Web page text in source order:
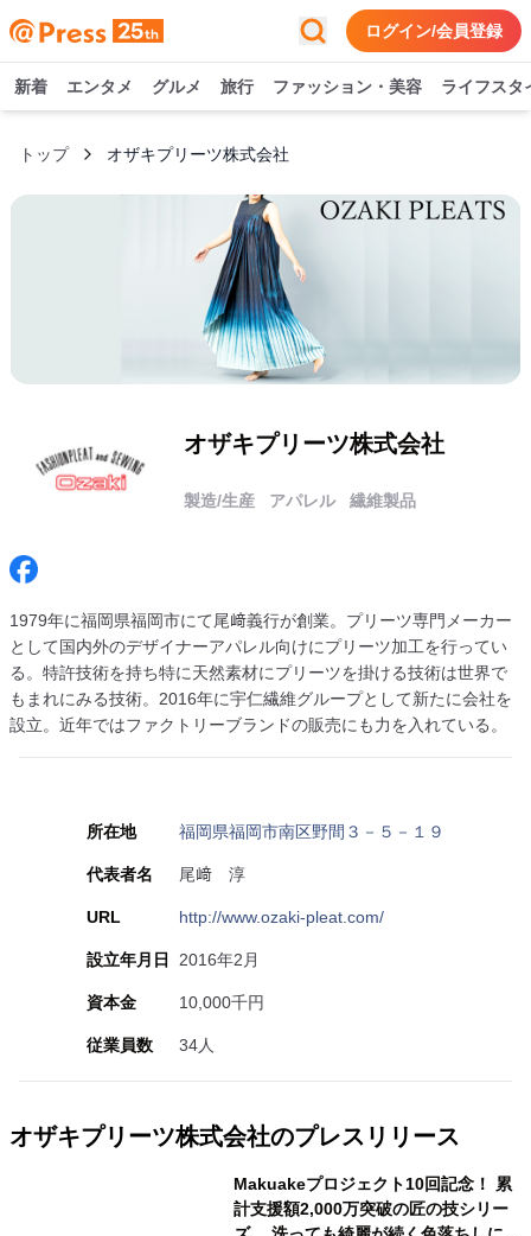
ログイン/会員登録
新着 エンタメ グルメ 旅行 ファッション・美容 ライフスタ
トップ オザキプリーツ株式会社
オザキプリーツ株式会社
製造/生産 アパレル 繊維製品
1979年に福岡県福岡市にて尾﨑義行が創業。プリーツ専門メーカー
として国内外のデザイナーアパレル向けにプリーツ加工を行ってい
る。特許技術を持ち特に天然素材にプリーツを掛ける技術は世界で
もまれにみる技術。2016年に宇仁繊維グループとして新たに会社を
設立。近年ではファクトリーブランドの販売にも力を入れている。
所在地 福岡県福岡市南区野間３－５－１９
代表者名 尾﨑 淳
URL http://www.ozaki-pleat.com/
設立年月日 2016年2月
資本金 10,000千円
従業員数 34人
オザキプリーツ株式会社のプレスリリース
Makuakeプロジェクト10回記念！ 累
計支援額2,000万突破の匠の技シリー